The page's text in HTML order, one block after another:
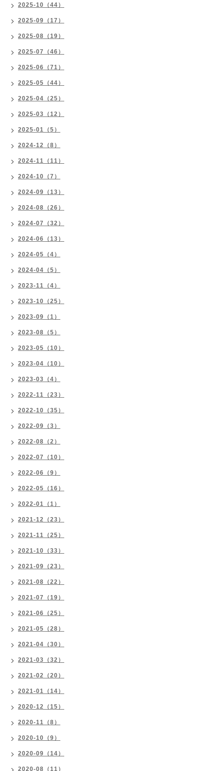
2025-10（44）
2025-09（17）
2025-08（19）
2025-07（46）
2025-06（71）
2025-05（44）
2025-04（25）
2025-03（12）
2025-01（5）
2024-12（8）
2024-11（11）
2024-10（7）
2024-09（13）
2024-08（26）
2024-07（32）
2024-06（13）
2024-05（4）
2024-04（5）
2023-11（4）
2023-10（25）
2023-09（1）
2023-08（5）
2023-05（10）
2023-04（10）
2023-03（4）
2022-11（23）
2022-10（35）
2022-09（3）
2022-08（2）
2022-07（10）
2022-06（9）
2022-05（16）
2022-01（1）
2021-12（23）
2021-11（25）
2021-10（33）
2021-09（23）
2021-08（22）
2021-07（19）
2021-06（25）
2021-05（28）
2021-04（30）
2021-03（32）
2021-02（20）
2021-01（14）
2020-12（15）
2020-11（8）
2020-10（9）
2020-09（14）
2020-08（11）